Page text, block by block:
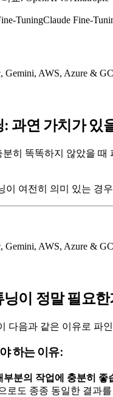
TuningClaude Fine-
Gemini, AWS, Azure &
과연 가치가 있
분히 똑똑하지 않았을
이 여전히 의미 있는 경
Gemini, AWS, Azure &
이 정말 필요
다음과 같은 이유로 파
하는 이유:
부분의 작업에 충분히 좋
로도 종종 동일한 결과